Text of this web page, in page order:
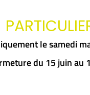
le samedi
du 15 juin au